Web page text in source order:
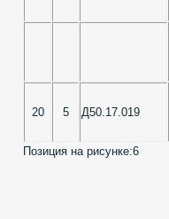
20 5 Д50.17.019
Позиция на рисунке:6